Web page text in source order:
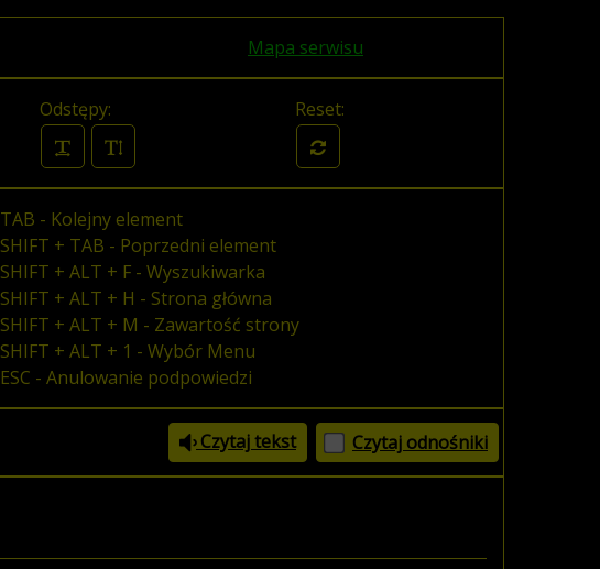
Mapa serwisu
Odstępy: Reset:
TAB - Kolejny element
SHIFT + TAB - Poprzedni element
SHIFT + ALT + F - Wyszukiwarka
SHIFT + ALT + H - Strona główna
SHIFT + ALT + M - Zawartość strony
SHIFT + ALT + 1 - Wybór Menu
ESC - Anulowanie podpowiedzi
Czytaj tekst Czytaj odnośniki